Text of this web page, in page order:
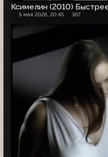
Ксимелин (2010)
5 мая 2026, 20:45 367